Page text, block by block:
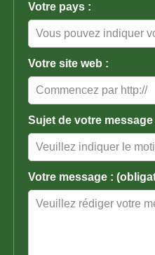
Votre pays :
Votre site web :
Sujet de votre message
Votre message :